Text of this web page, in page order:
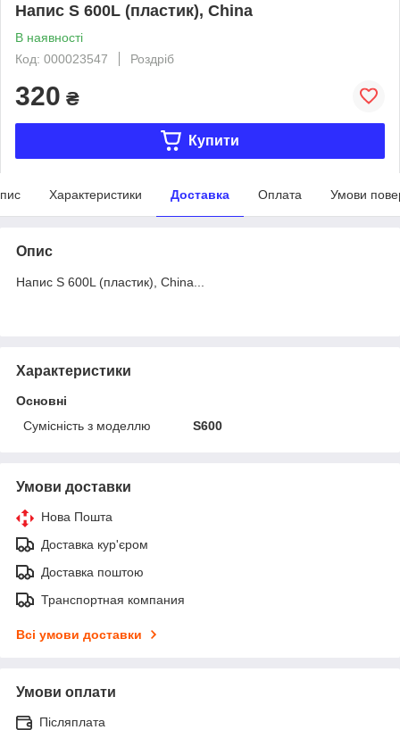
Напис S 600L (пластик), China
В наявності
Код: 000023547
Роздріб
320 ₴
Купити
Характеристики Доставка Оплата Умови
Опис
Напис S 600L (пластик), China...
Характеристики
Основні
Сумісність з моделлю
S600
Умови доставки
Нова Пошта
Доставка кур'єром
Доставка поштою
Транспортная компания
Всі умови доставки
Умови оплати
Післяплата